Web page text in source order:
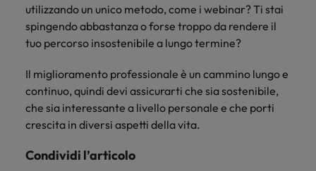
utilizzando un unico metodo, come i webinar? Ti stai
spingendo abbastanza o forse troppo da rendere il
tuo percorso insostenibile a lungo termine?
Il miglioramento professionale è un cammino lungo e
continuo, quindi devi assicurarti che sia sostenibile,
che sia interessante a livello personale e che porti
crescita in diversi aspetti della vita.
Condividi l’articolo